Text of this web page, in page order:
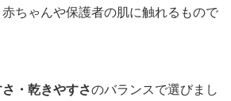
ちゃんや保護者の肌に触れるもので
・乾きやすさのバランスで選びまし